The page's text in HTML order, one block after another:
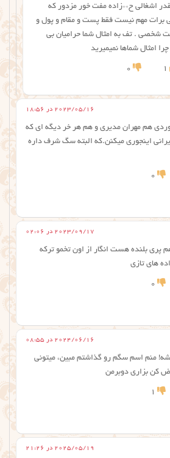
اشغالی ح**زاده مفت خور مزدور که
برات مهم نیست فقط پست و مقام و پول و
شخصی . تف به امثال شما حرامیان بی
امثال شماها نمیمیرید
1
0
2023/05/16 در 18:56
هم مهران مدیری و هم هر خر دیگه ای که
اینجوری میکنن.که البته سگ شرف داره
0
2023/09/17 در 02:06
پری بلنده هست انگار از اون تخمو ترکه
های تازی
0
2024/06/16 در 08:55
منم اسم سگم رو گذاشتم مبین، میتونی
کن بزاری دوبرمن
1
2025/05/19 در 21:26